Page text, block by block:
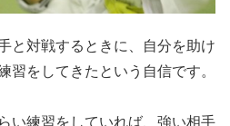
と対戦するときに、自分を助け
習をしてきたという自信です。
い練習をしていれば、強い相手